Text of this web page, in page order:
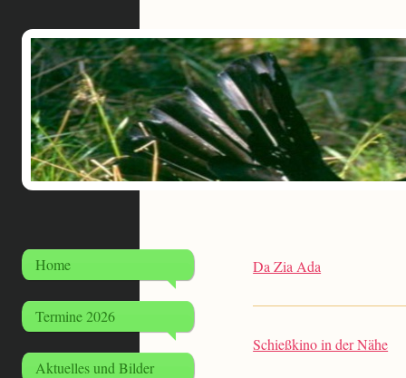
Home
Termine 2026
Aktuelles und Bilder
Da Zia Ada
Schießkino in der Nähe